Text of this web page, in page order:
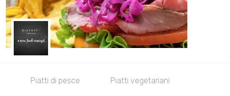
Piatti di pesce Piatti vegetariani